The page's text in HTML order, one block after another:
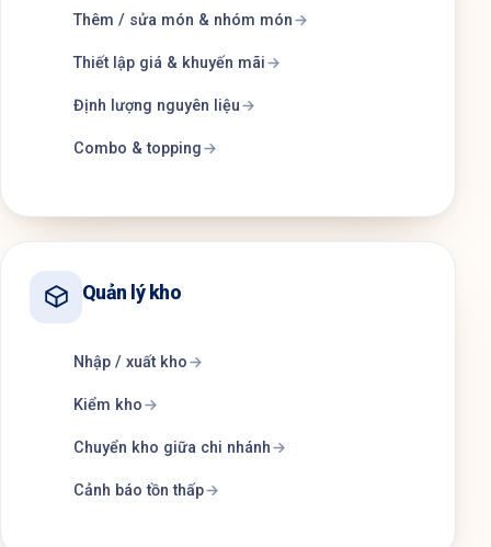
Thêm / sửa món & nhóm món
Thiết lập giá & khuyến mãi
Định lượng nguyên liệu
Combo & topping
Quản lý kho
Nhập / xuất kho
Kiểm kho
Chuyển kho giữa chi nhánh
Cảnh báo tồn thấp